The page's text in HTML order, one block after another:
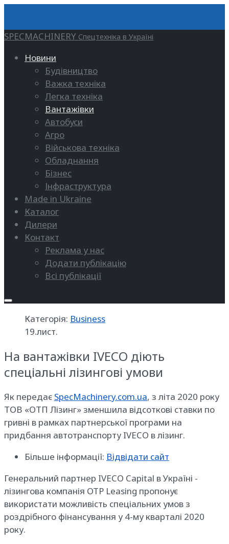
SPECMACHINERY Спецтехніка в Україні
Новини
Будівництво
Важка техніка
Легка техніка
Вантажівки
Автобуси
Агро
Військова техніка
Обладнання
Бізнес
Інфраструктура
Made in Ukraine
Каталог
Дилери
Контакт
Реклама у нас
Додати публікацію
Всі публікації
Категорія: Business
19.лист.
На вантажівки IVECO діють
спеціальні лізингові умови
Як передає SpecMachinery.com.ua, з літа 2020 року
ТОВ «ОТП Лізинг» зменшила відсоткові ставки по
гривні в рамках партнерської програми на
придбання автотранспорту IVECO в лізинг.
Більше інформації: Відвідати сайт
Генеральний партнер IVECO Capital в Україні -
лізингова компанія OTP Leasing пропонує
використати можливість спеціальних умов з
роздрібного фінансування у 4-му кварталі 2020
року.